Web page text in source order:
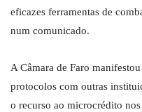
eficazes ferramentas de
num comunicado.
A Câmara de Faro
protocolos com outras
o recurso ao microcrédito